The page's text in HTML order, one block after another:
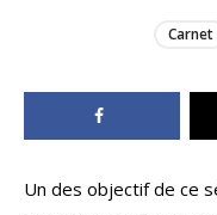
Carnet
Un des objectif de ce